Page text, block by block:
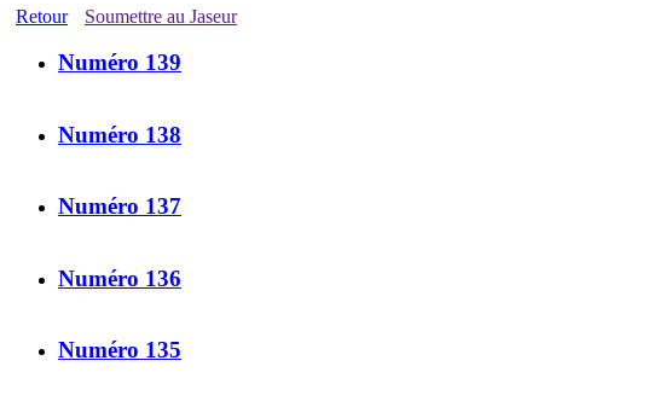
Retour Soumettre au Jaseur
Numéro 139
Numéro 138
Numéro 137
Numéro 136
Numéro 135